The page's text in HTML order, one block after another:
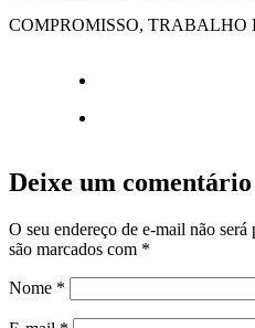
COMPROMISSO, TRABALHO
Deixe um comentário
O seu endereço de e-mail não será
são marcados com *
Nome *